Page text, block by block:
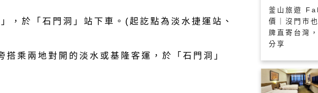
，於「石門洞」站下車。(起訖點為淡水捷運站、
乘兩地對開的淡水或基隆客運，於「石門洞」
釜山旅遊
價｜沒門市
牌直寄台灣
分享